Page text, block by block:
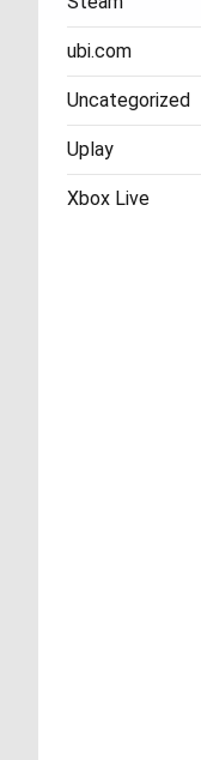
ubi.com
Uncategorized
Uplay
Xbox Live